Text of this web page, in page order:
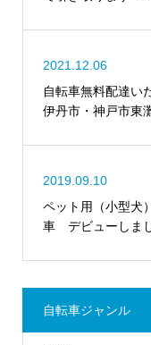
2021.12.06
自転車無料配達い
伊丹市・神戸市東
2019.09.10
ペット用（小型犬
車 デビューしま
自転車ジャンル